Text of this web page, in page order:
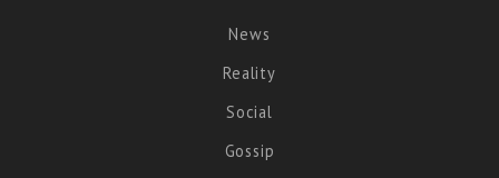
News
Reality
Social
Gossip